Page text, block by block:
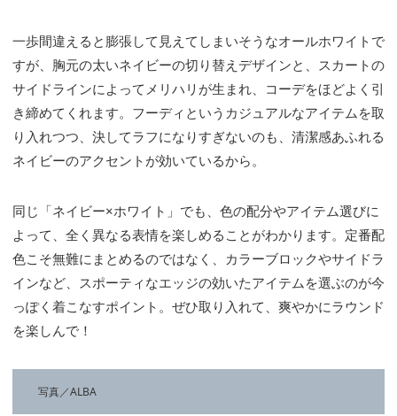
一歩間違えると膨張して見えてしまいそうなオールホワイトで
すが、胸元の太いネイビーの切り替えデザインと、スカートの
サイドラインによってメリハリが生まれ、コーデをほどよく引
き締めてくれます。フーディというカジュアルなアイテムを取
り入れつつ、決してラフになりすぎないのも、清潔感あふれる
ネイビーのアクセントが効いているから。
同じ「ネイビー×ホワイト」でも、色の配分やアイテム選びに
よって、全く異なる表情を楽しめることがわかります。定番配
色こそ無難にまとめるのではなく、カラーブロックやサイドラ
インなど、スポーティなエッジの効いたアイテムを選ぶのが今
っぽく着こなすポイント。ぜひ取り入れて、爽やかにラウンド
を楽しんで！
写真／ALBA